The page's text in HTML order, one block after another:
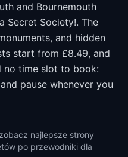
and Bournemouth
Secret Society!. The
and hidden
start from £8.49, and
no time slot to book:
pause whenever you
najlepsze strony
po przewodniki dla